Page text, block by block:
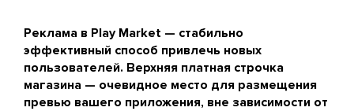
Реклама в Play Market — стабильно
эффективный способ привлечь новых
пользователей. Верхняя платная строчка
магазина — очевидное место для размещения
превью вашего приложения, вне зависимости от